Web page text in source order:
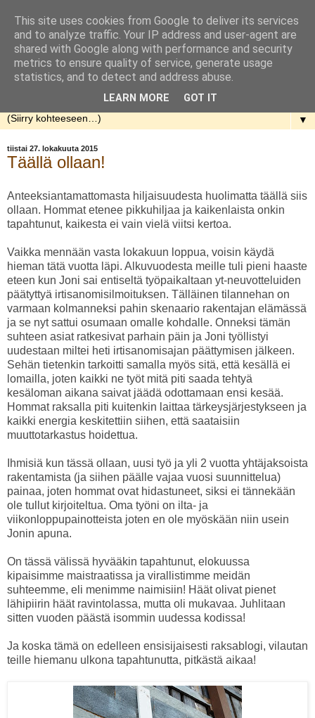
Rakennellen
Nuorenparin taival talon rakentamisen parissa. Aloitusaika
kevät 2013.
▼
tiistai 27. lokakuuta 2015
Täällä ollaan!
Anteeksiantamattomasta hiljaisuudesta huolimatta täällä siis
ollaan. Hommat etenee pikkuhiljaa ja kaikenlaista onkin
tapahtunut, kaikesta ei vain vielä viitsi kertoa.
Vaikka mennään vasta lokakuun loppua, voisin käydä
hieman tätä vuotta läpi. Alkuvuodesta meille tuli pieni haaste
eteen kun Joni sai entiseltä työpaikaltaan yt-neuvotteluiden
päätyttyä irtisanomisilmoituksen. Tälläinen tilannehan on
varmaan kolmanneksi pahin skenaario rakentajan elämässä
ja se nyt sattui osumaan omalle kohdalle. Onneksi tämän
suhteen asiat ratkesivat parhain päin ja Joni työllistyi
uudestaan miltei heti irtisanomisajan päättymisen jälkeen.
Sehän tietenkin tarkoitti samalla myös sitä, että kesällä ei
lomailla, joten kaikki ne työt mitä piti saada tehtyä
kesäloman aikana saivat jäädä odottamaan ensi kesää.
Hommat raksalla piti kuitenkin laittaa tärkeysjärjestykseen ja
kaikki energia keskitettiin siihen, että saataisiin
muuttotarkastus hoidettua.
Ihmisiä kun tässä ollaan, uusi työ ja yli 2 vuotta yhtäjaksoista
rakentamista (ja siihen päälle vajaa vuosi suunnittelua)
painaa, joten hommat ovat hidastuneet, siksi ei tännekään
ole tullut kirjoiteltua. Oma työni on ilta- ja
viikonloppupainotteista joten en ole myöskään niin usein
Jonin apuna.
On tässä välissä hyvääkin tapahtunut, elokuussa
kipaisimme maistraatissa ja virallistimme meidän
suhteemme, eli menimme naimisiin! Häät olivat pienet
lähipiirin häät ravintolassa, mutta oli mukavaa. Juhlitaan
sitten vuoden päästä isommin uudessa kodissa!
Ja koska tämä on edelleen ensisijaisesti raksablogi, vilautan
teille hiemanu ulkona tapahtunutta, pitkästä aikaa!
This site uses cookies from Google to deliver its services
and to analyze traffic. Your IP address and user-agent are
shared with Google along with performance and security
metrics to ensure quality of service, generate usage
statistics, and to detect and address abuse.
LEARN MORE GOT IT